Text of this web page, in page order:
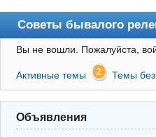
Советы бывалого
Форум
Правила
Поиск
Регистрация
Вы не вошли. Пожалуйста,
Активные темы 2 Темы без
Объявления